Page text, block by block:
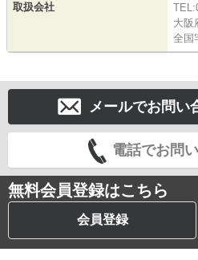
取扱会社
大阪
全国
メールでお問い
電話でお問
無料会員登録はこちら
会員登録